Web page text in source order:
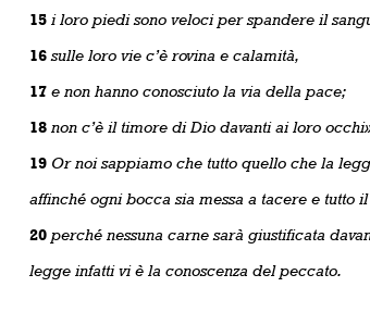
15i loro piedi sono veloci per spandere il
16sulle loro vie c’è rovina e calamità,
17e non hanno conosciuto la via della pace;
18non c’è il timore di Dio davanti ai loro
19Or noi sappiamo che tutto quello che la
affinché ogni bocca sia messa a tacere e tutto
20perché nessuna carne sarà giustificata
legge infatti vi è la conoscenza del peccato.